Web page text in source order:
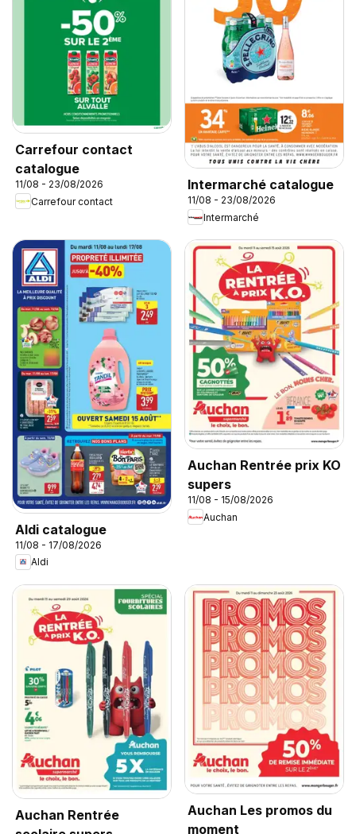
Carrefour contact
catalogue
11/08 - 23/08/2026
Carrefour contact
Intermarché catalogue
11/08 - 23/08/2026
Intermarché
Aldi catalogue
11/08 - 17/08/2026
Aldi
Auchan Rentrée prix KO
supers
11/08 - 15/08/2026
Auchan
Auchan Rentrée
Auchan Les promos du
moment